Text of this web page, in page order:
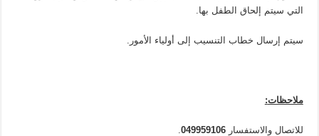
التي سيتم إلحاق الطفل بها.
سيتم إرسال خطاب التنسيب إلى أولياء الأمور.
ملاحظات:
للاتصال والاستفسار049959106